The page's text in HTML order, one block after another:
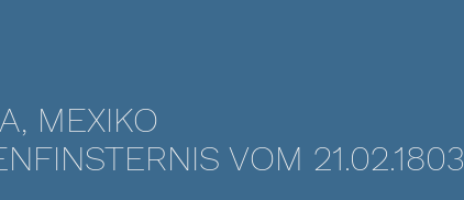
MEXIKO
VOM 21.02.1803